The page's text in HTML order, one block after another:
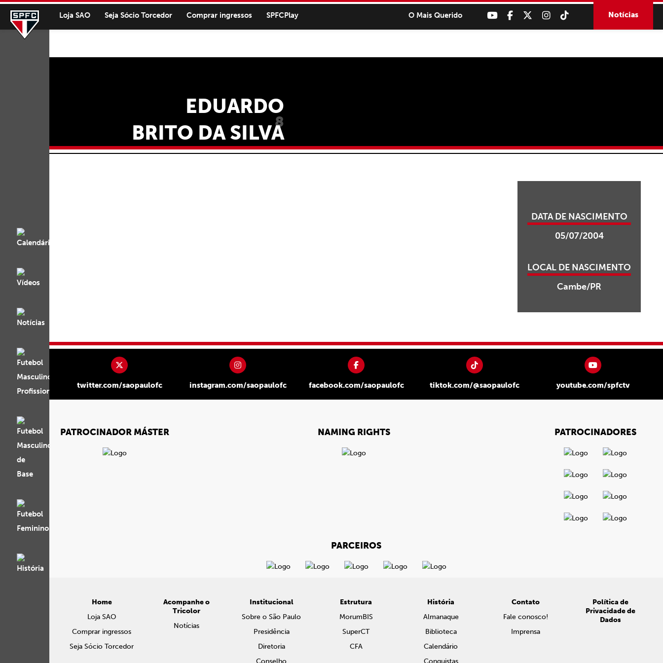
Loja SAO Seja Sócio Torcedor Comprar ingressos SPFCPlay O Mais Querido Notícias
8
EDUARDO
BRITO DA SILVA
DATA DE NASCIMENTO
05/07/2004
LOCAL DE NASCIMENTO
Cambe/PR
twitter.com/saopaulofc instagram.com/saopaulofc facebook.com/saopaulofc tiktok.com/@saopaulofc youtube.com/spfctv
PATROCINADOR MÁSTER NAMING RIGHTS PATROCINADORES
PARCEIROS
Home
Loja SAO
Comprar ingressos
Seja Sócio Torcedor
Acompanhe o
Tricolor
Notícias
Institucional
Sobre o São Paulo
Presidência
Diretoria
Conselho
Estrutura
MorumBIS
SuperCT
CFA
História
Almanaque
Biblioteca
Calendário
Conquistas
Contato
Fale conosco!
Imprensa
Política de
Privacidade de
Dados